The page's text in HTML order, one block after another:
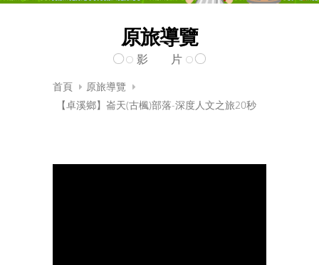
原旅導覽
影 片
首頁
原旅導覽
【卓溪鄉】崙天(古楓)部落-深度人文之旅20秒